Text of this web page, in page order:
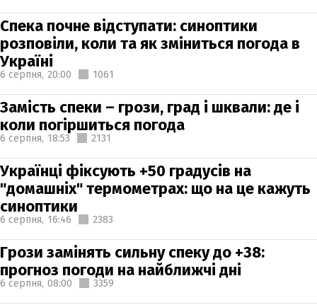
Спека почне відступати: синоптики
розповіли, коли та як зміниться погода в
Україні
6 серпня, 20:00 1061
Замість спеки – грози, град і шквали: де і
коли погіршиться погода
6 серпня, 18:53 2131
Українці фіксують +50 градусів на
"домашніх" термометрах: що на це кажуть
синоптики
6 серпня, 16:46 2383
Грози замінять сильну спеку до +38:
прогноз погоди на найближчі дні
6 серпня, 08:00 3359